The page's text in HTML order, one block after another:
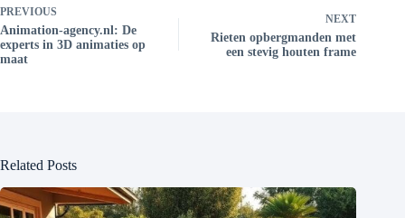
PREVIOUS
Animation-agency.nl: De
experts in 3D animaties op
maat
NEXT
Rieten opbergmanden met
een stevig houten frame
Related Posts